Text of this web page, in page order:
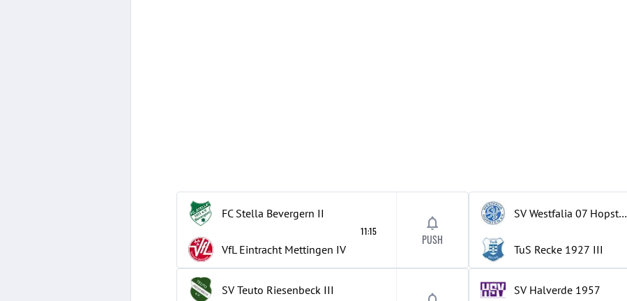
FC Stella Bevergern II
VfL Eintracht Mettingen IV
11:15
PUSH
SV Westfalia 07 Hopsten
TuS Recke 1927 III
SV Teuto Riesenbeck III SV Halverde 1957